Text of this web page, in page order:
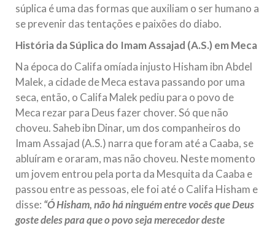
súplica é uma das formas que auxiliam o ser humano a
se prevenir das tentações e paixões do diabo.
História da Súplica do Imam Assajad (A.S.) em Meca
Na época do Califa omíada injusto Hisham ibn Abdel
Malek, a cidade de Meca estava passando por uma
seca, então, o Califa Malek pediu para o povo de
Meca rezar para Deus fazer chover. Só que não
choveu. Saheb ibn Dinar, um dos companheiros do
Imam Assajad (A.S.) narra que foram até a Caaba, se
abluíram e oraram, mas não choveu. Neste momento
um jovem entrou pela porta da Mesquita da Caaba e
passou entre as pessoas, ele foi até o Califa Hisham e
disse: “Ó Hisham, não há ninguém entre vocês que Deus
goste deles para que o povo seja merecedor deste